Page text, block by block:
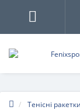
Тенісні